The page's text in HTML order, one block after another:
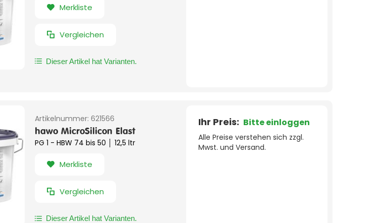
Merkliste
Vergleichen
Dieser Artikel hat Varianten.
Artikelnummer: 621566
hawo MicroSilicon Elast
PG 1 - HBW 74 bis 50 │ 12,5 ltr
Merkliste
Vergleichen
Dieser Artikel hat Varianten.
Ihr Preis: Bitte einloggen
Alle Preise verstehen sich zzgl.
Mwst. und Versand.